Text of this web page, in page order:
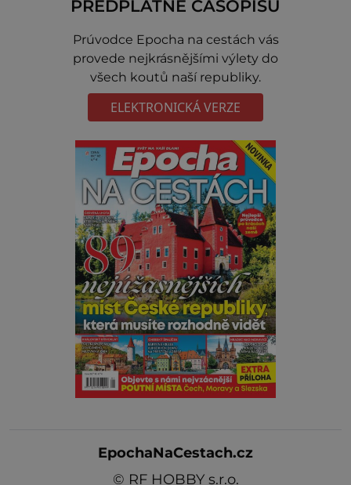
PŘEDPLATNÉ ČASOPISU
Prúvodce Epocha na cestách vás
provede nejkrásnějšími výlety do
všech koutů naší republiky.
ELEKTRONICKÁ VERZE
EpochaNaCestach.cz
© RF HOBBY s.r.o.